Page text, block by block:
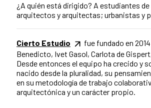
¿A quién está dirigido? A estudiantes
arquitectos y arquitectas; urbanistas y
Cierto Estudio
fue fundado en
Benedicto, Ivet Gasol, Carlota de
Desde entonces el equipo ha crecido y
nacido desde la pluralidad, su
en su metodología de trabajo
arquitectónica y un carácter propio.